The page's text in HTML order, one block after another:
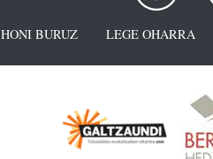
HONI BURUZ LEGE OHARRA